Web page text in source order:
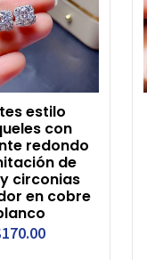
estilo
con
redondo
de
circonias
en cobre